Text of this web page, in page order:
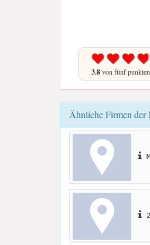
3.8von fünf
Ähnliche Firmen der